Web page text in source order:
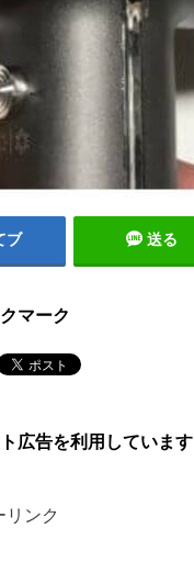
ブ 送る
マーク
広告を利用しています
リンク